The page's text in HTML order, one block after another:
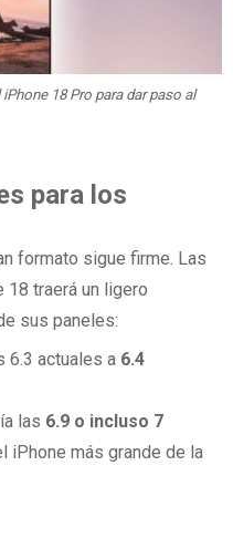
18 Pro para dar paso al
para los
formato sigue firme. Las
18 traerá un ligero
sus paneles:
6.3 actuales a 6.4
las 6.9 o incluso 7
iPhone más grande de la